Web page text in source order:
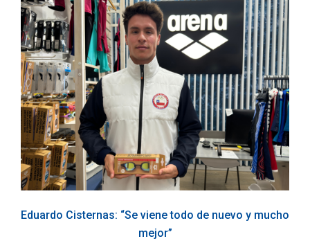
Eduardo Cisternas: “Se viene todo de nuevo y mucho
mejor”